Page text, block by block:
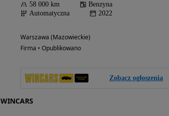
58 000 km
Benzyna
Automatyczna
2022
Warszawa (Mazowieckie)
Firma • Opublikowano
Zobacz ogłoszenia
WINCARS